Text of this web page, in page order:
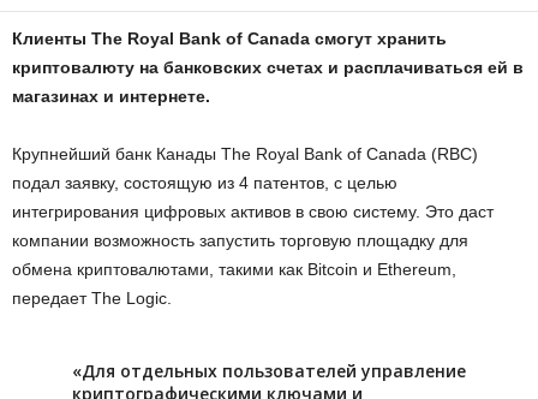
Клиенты The Royal Bank of Canada смогут хранить
криптовалюту на банковских счетах и расплачиваться ей в
магазинах и интернете.
Крупнейший банк Канады The Royal Bank of Canada (RBC)
подал заявку, состоящую из 4 патентов, с целью
интегрирования цифровых активов в свою систему. Это даст
компании возможность запустить торговую площадку для
обмена криптовалютами, такими как Bitcoin и Ethereum,
передает The Logic.
«Для отдельных пользователей управление
криптографическими ключами и